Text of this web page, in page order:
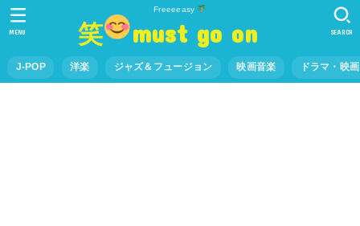
Freeeeasy
笑 must go on
J-POP 洋楽 ジャズ＆フュージョン 映画音楽 ドラマ・映
SEARCH
MENU